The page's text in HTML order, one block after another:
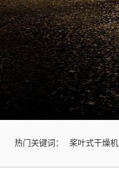
热门关键词： 桨叶式干燥机